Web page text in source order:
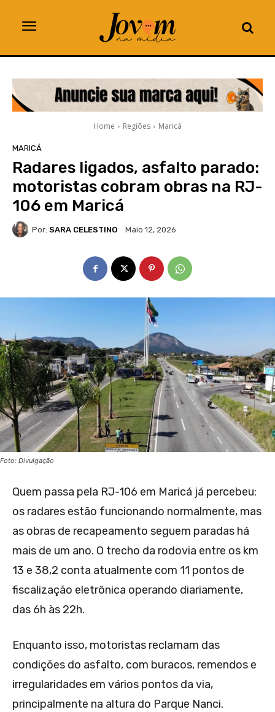
Home Regiões Maricá
MARICÁ
Radares ligados, asfalto parado:
motoristas cobram obras na RJ-
106 em Maricá
Por: SARA CELESTINO Maio 12, 2026
Foto: Divulgação
Quem passa pela RJ-106 em Maricá já percebeu:
os radares estão funcionando normalmente, mas
as obras de recapeamento seguem paradas há
mais de um ano. O trecho da rodovia entre os km
13 e 38,2 conta atualmente com 11 pontos de
fiscalização eletrônica operando diariamente,
das 6h às 22h.
Enquanto isso, motoristas reclamam das
condições do asfalto, com buracos, remendos e
irregularidades em vários pontos da via,
principalmente na altura do Parque Nanci.